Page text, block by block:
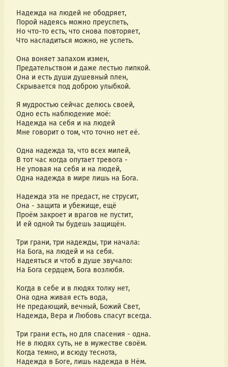
Надежда на людей не ободряет,
Порой надеясь можно преуспеть,
Но что-то есть, что снова повторяет,
Что насладиться можно, не успеть.
Она воняет запахом измен,
Предательством и даже лестью липкой.
Она и есть души душевный плен,
Скрывается под доброю улыбкой.
Я мудростью сейчас делюсь своей,
Одно есть наблюдение моё:
Надежда на себя и на людей
Мне говорит о том, что точно нет её.
Одна надежда та, что всех милей,
В тот час когда опутает тревога -
Не уповая на себя и на людей,
Одна надежда в мире лишь на Бога.
Надежда эта не предаст, не струсит,
Она - защита и убежище, ещё
Проём закроет и врагов не пустит,
И ей одной ты будешь защищён.
Три грани, три надежды, три начала:
На Бога, на людей и на себя.
Надеяться и чтоб в душе звучало:
На Бога сердцем, Бога возлюбя.
Когда в себе и в людях толку нет,
Она одна живая есть вода,
Не предающий, вечный, Божий Свет,
Надежда, Вера и Любовь спасут всегда.
Три грани есть, но для спасения - одна.
Не в людях суть, не в мужестве своём.
Когда темно, и всюду теснота,
Надежда в Боге, лишь надежда в Нём.